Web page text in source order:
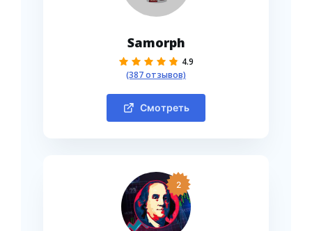
Samorph
4.9
(387 отзывов)
Смотреть
2